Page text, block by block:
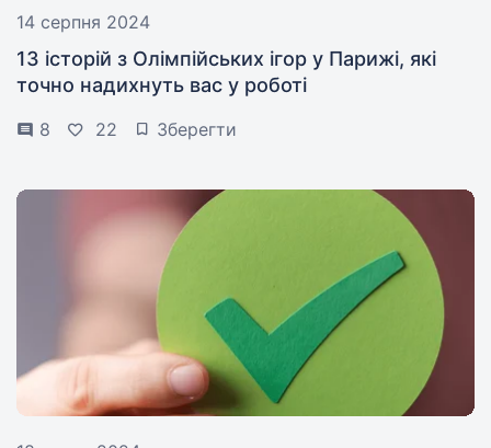
14 серпня 2024
13 історій з Олімпійських ігор у Парижі, які
точно надихнуть вас у роботі
8 22 Зберегти